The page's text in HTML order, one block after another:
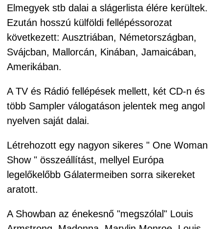
Elmegyek stb dalai a slágerlista élére kerültek.
Ezután hosszú külföldi fellépéssorozat
következett: Ausztriában, Németországban,
Svájcban, Mallorcán, Kinában, Jamaicában,
Amerikában.
A TV és Rádió fellépések mellett, két CD-n és
több Sampler válogatáson jelentek meg angol
nyelven saját dalai.
Létrehozott egy nagyon sikeres " One Woman
Show " összeállítást, mellyel Európa
legelőkelőbb Gálatermeiben sorra sikereket
aratott.
A Showban az énekesnő "megszólal" Louis